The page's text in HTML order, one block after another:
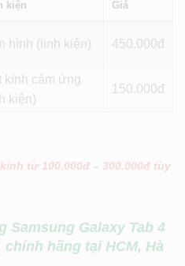
kiện Giá
hình (linh kiện) 450
kính cảm ứng
kiện)
150
từ 100.000đ – 300.000đ tùy
Samsung Galaxy Tab 4
hãng tại HCM, Hà